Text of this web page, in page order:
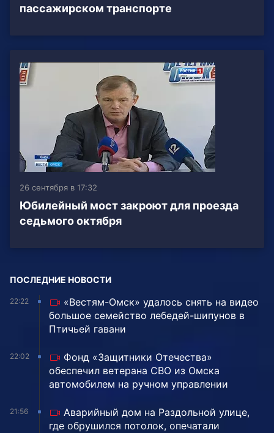
пассажирском транспорте
26 сентября в 17:32
Юбилейный мост закроют для проезда
седьмого октября
ПОСЛЕДНИЕ НОВОСТИ
22:22
«Вестям-Омск» удалось снять на видео
большое семейство лебедей-шипунов в
Птичьей гавани
22:02
Фонд «Защитники Отечества»
обеспечил ветерана СВО из Омска
автомобилем на ручном управлении
21:56
Аварийный дом на Раздольной улице,
где обрушился потолок, опечатали